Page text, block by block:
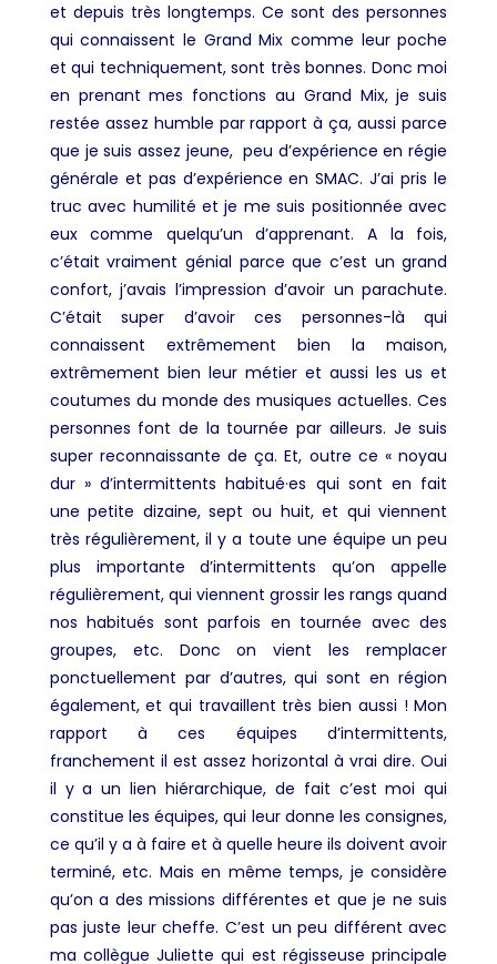
et depuis très longtemps. Ce sont des personnes
qui connaissent le Grand Mix comme leur poche
et qui techniquement, sont très bonnes. Donc moi
en prenant mes fonctions au Grand Mix, je suis
restée assez humble par rapport à ça, aussi parce
que je suis assez jeune, peu d’expérience en régie
générale et pas d’expérience en SMAC. J’ai pris le
truc avec humilité et je me suis positionnée avec
eux comme quelqu’un d’apprenant. A la fois,
c’était vraiment génial parce que c’est un grand
confort, j’avais l’impression d’avoir un parachute.
C’était super d’avoir ces personnes-là qui
connaissent extrêmement bien la maison,
extrêmement bien leur métier et aussi les us et
coutumes du monde des musiques actuelles. Ces
personnes font de la tournée par ailleurs. Je suis
super reconnaissante de ça. Et, outre ce « noyau
dur » d’intermittents habitué·es qui sont en fait
une petite dizaine, sept ou huit, et qui viennent
très régulièrement, il y a toute une équipe un peu
plus importante d’intermittents qu’on appelle
régulièrement, qui viennent grossir les rangs quand
nos habitués sont parfois en tournée avec des
groupes, etc. Donc on vient les remplacer
ponctuellement par d’autres, qui sont en région
également, et qui travaillent très bien aussi ! Mon
rapport à ces équipes d’intermittents,
franchement il est assez horizontal à vrai dire. Oui
il y a un lien hiérarchique, de fait c’est moi qui
constitue les équipes, qui leur donne les consignes,
ce qu’il y a à faire et à quelle heure ils doivent avoir
terminé, etc. Mais en même temps, je considère
qu’on a des missions différentes et que je ne suis
pas juste leur cheffe. C’est un peu différent avec
ma collègue Juliette qui est régisseuse principale